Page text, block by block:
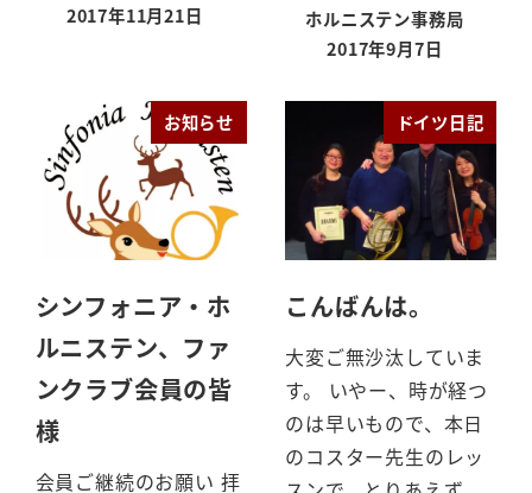
投稿日
2017年11月21日
ホルニステン事務局
投稿日
2017年9月7日
お知らせ
シンフォニア・ホ
ルニステン、ファ
ンクラブ会員の皆
様
会員ご継続のお願い 拝
ドイツ日記
こんばんは。
大変ご無沙汰していま
す。 いやー、時が経つ
のは早いもので、本日
のコスター先生のレッ